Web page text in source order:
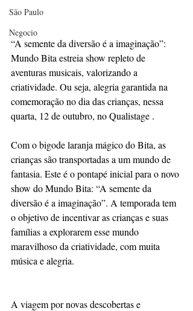
São Paulo
Negocio
“A semente da diversão é a imaginação”:
Mundo Bita estreia show repleto de
aventuras musicais, valorizando a
criatividade. Ou seja, alegria garantida na
comemoração no dia das crianças, nessa
quarta, 12 de outubro, no Qualistage .
Com o bigode laranja mágico do Bita, as
crianças são transportadas a um mundo de
fantasia. Este é o pontapé inicial para o novo
show do Mundo Bita: “A semente da
diversão é a imaginação”. A temporada tem
o objetivo de incentivar as crianças e suas
famílias a explorarem esse mundo
maravilhoso da criatividade, com muita
música e alegria.
A viagem por novas descobertas e